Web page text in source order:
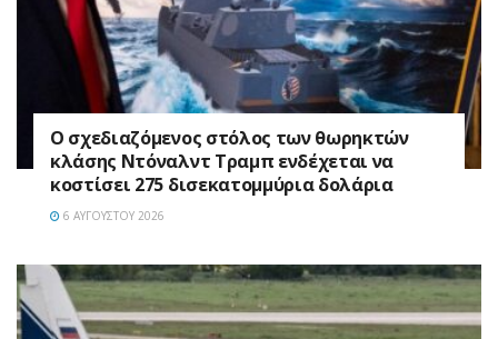
Ο σχεδιαζόμενος στόλος των θωρηκτών
κλάσης Ντόναλντ Τραμπ ενδέχεται να
κοστίσει 275 δισεκατομμύρια δολάρια
6 ΑΥΓΟΎΣΤΟΥ 2026